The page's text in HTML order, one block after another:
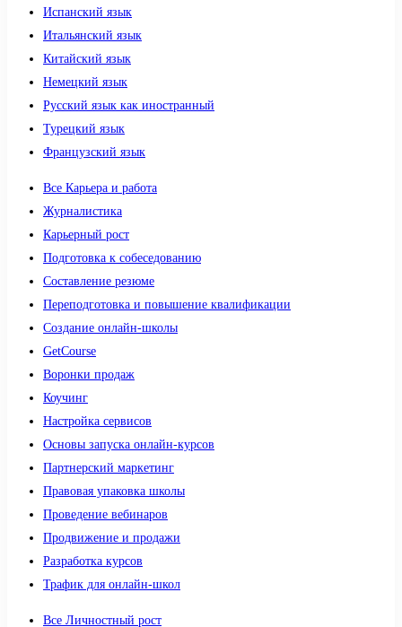
Испанский язык
Итальянский язык
Китайский язык
Немецкий язык
Русский язык как иностранный
Турецкий язык
Французский язык
Все Карьера и работа
Журналистика
Карьерный рост
Подготовка к собеседованию
Составление резюме
Переподготовка и повышение квалификации
Создание онлайн-школы
GetCourse
Воронки продаж
Коучинг
Настройка сервисов
Основы запуска онлайн-курсов
Партнерский маркетинг
Правовая упаковка школы
Проведение вебинаров
Продвижение и продажи
Разработка курсов
Трафик для онлайн-школ
Все Личностный рост